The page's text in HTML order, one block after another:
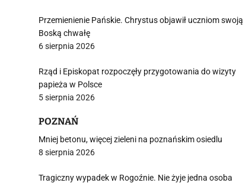
Przemienienie Pańskie. Chrystus objawił uczniom swoją
Boską chwałę
6 sierpnia 2026
Rząd i Episkopat rozpoczęły przygotowania do wizyty
papieża w Polsce
5 sierpnia 2026
POZNAŃ
Mniej betonu, więcej zieleni na poznańskim osiedlu
8 sierpnia 2026
Tragiczny wypadek w Rogoźnie. Nie żyje jedna osoba